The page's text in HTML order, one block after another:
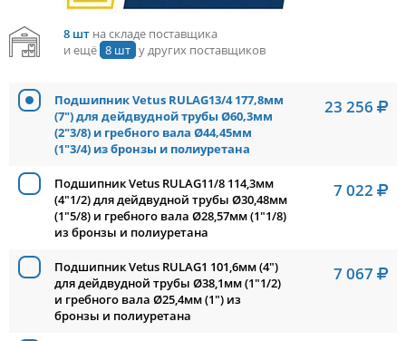
8 штна складе поставщика
и ещё 8 шт у других поставщиков
Подшипник Vetus RULAG13/4 177,8мм
(7") для дейдвудной трубы Ø60,3мм
(2"3/8) и гребного вала Ø44,45мм
(1"3/4) из бронзы и полиуретана
23 256
Подшипник Vetus RULAG11/8 114,3мм
(4"1/2) для дейдвудной трубы Ø30,48мм
(1"5/8) и гребного вала Ø28,57мм (1"1/8)
из бронзы и полиуретана
7 022
Подшипник Vetus RULAG1 101,6мм (4")
для дейдвудной трубы Ø38,1мм (1"1/2)
и гребного вала Ø25,4мм (1") из
бронзы и полиуретана
7 067